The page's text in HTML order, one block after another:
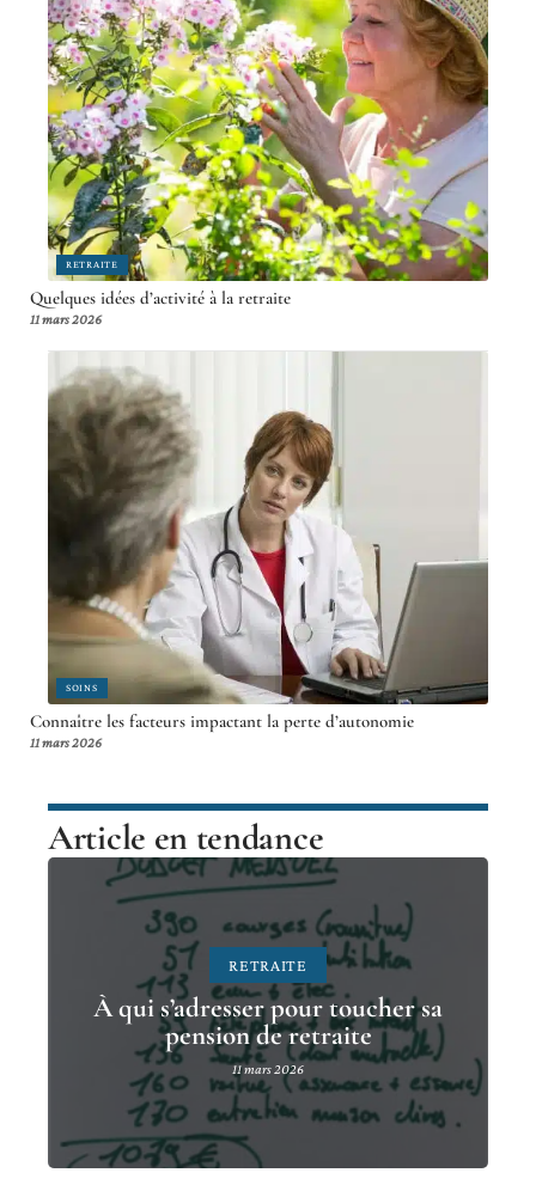
RETRAITE
Quelques idées d’activité à la retraite
11 mars 2026
SOINS
Connaître les facteurs impactant la perte d’autonomie
11 mars 2026
Article en tendance
RETRAITE
À qui s’adresser pour toucher sa
pension de retraite
11 mars 2026